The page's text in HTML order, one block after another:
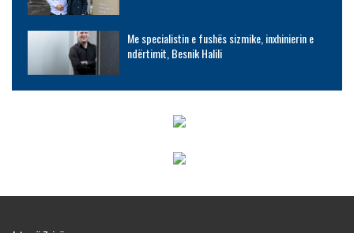
Me specialistin e fushës sizmike, inxhinierin e
ndërtimit, Besnik Halili